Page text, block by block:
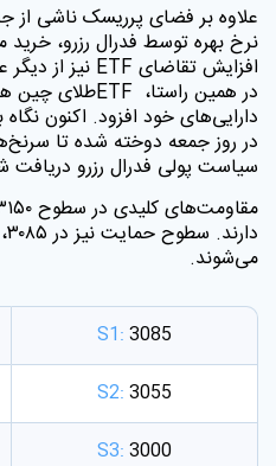
علاوه بر فضای پرریسک ناشی از
نرخ بهره توسط فدرال رزرو،
افزایش تقاضایETF نیز از
در همین راستا، ETF
دارایی‌های خود افزود. اکنون نگاه
در روز جمعه دوخته شده تا
سیاست پولی فدرال رزرو دریافت
می‌شوند.
S1: 3085
S2: 3055
S3: 3000